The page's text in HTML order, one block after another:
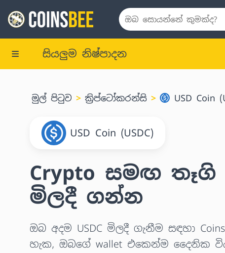
සියලුම නිෂ්පාදන
මුල් පිටුව ක්‍රිප්ටෝකරන්සි USD Coin
USD Coin (USDC)
Crypto සමඟ
මිලදී ගන්න
ඔබ අදම USDC මිලදී ගැනීම සඳහා
හැක, ඔබගේ wallet එකෙන්ම දෛනික